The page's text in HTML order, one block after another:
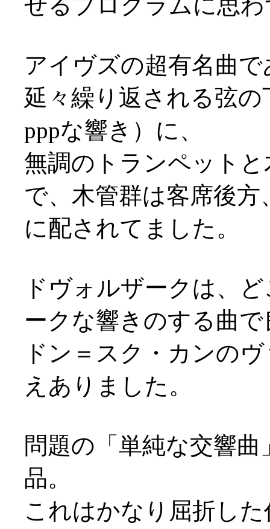
アイヴズの超有名曲
延々繰り返される弦
pppな響き）に、
無調のトランペット
で、木管群は客席後
に配されてました。
ドヴォルザークは、
ークな響きのする曲
ドン＝スク・カンの
えありました。
問題の「単純な交響
品。
これはかなり屈折し